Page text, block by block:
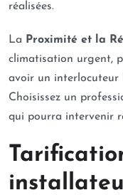
réalisées.
La Proximité et la
climatisation urgent,
avoir un interlocuteur
Choisissez un
qui pourra intervenir